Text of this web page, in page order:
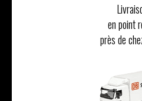
en point
près de